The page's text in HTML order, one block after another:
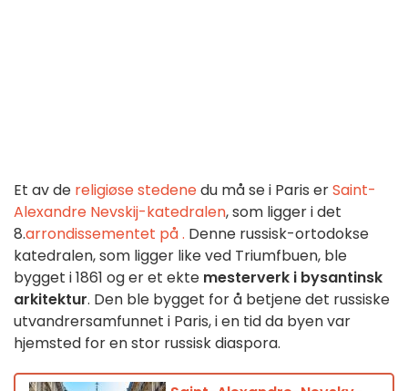
Et av de religiøse stedenedu må se i Paris erSaint-
Alexandre Nevskij-katedralen, som ligger i det
8.arrondissementet på. Denne russisk-ortodokse
katedralen, som ligger like ved Triumfbuen, ble
bygget i 1861 og er et ekte mesterverk i bysantinsk
arkitektur. Den ble bygget for å betjene det russiske
utvandrersamfunnet i Paris, i en tid da byen var
hjemsted for en stor russisk diaspora.